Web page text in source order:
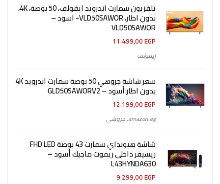
تلفزيون سمارت اندرويد ايفولف، 50 بوصة، 4K،
بدون اطار، VLD50SAWOR- اسود –
VLD50SAWOR
11.499,00EGP
إيفولف
سعر شاشة جروهي 50 بوصة سمارت اندرويد 4K
بدون اطار أسود – GLD50SAWORV2
12.199,00EGP
amazon.eg
,جروهي
شاشة هيونداي سمارت 43 بوصة FHD LED
ريسيفر داخلى ريموت ماجيك أسود –
L43HYNDA630
9.299,00EGP